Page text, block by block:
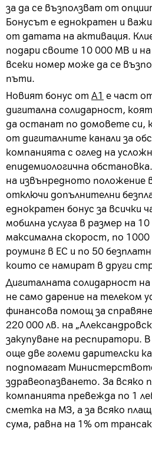
за да се възползват от
Бонусът е еднократен и
от датата на активация.
подари своите 10 000 MВ и
всеки номер може да се
пъти.
Новият бонус от А1 е част
дигитална солидарност,
да останат по домовете си,
от дигиталните канали за
компанията с оглед на
епидемиологична
на извънредното положение
отключи допълнителни
еднократен бонус за всички
мобилна услуга в размер на
максимална скорост, по
роуминг в ЕС и по 50
които се намират в други
Дигиталната солидарност
не само дарение на телеком
финансова помощ за справяне
220 000 лв. на
закупуване на респиратори.
още две големи дарителски
подпомагат
здравеопазването. За всяко
компанията превежда по 1
сметка на МЗ, а за всяко
сума, равна на 1% от